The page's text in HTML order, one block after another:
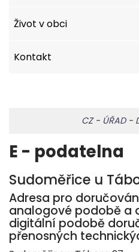
Život v obci
Kontakt
CZ- ÚŘAD-
E - podatelna
Sudoměřice u
Adresa pro
analogové podobě a
digitální podobě
přenosných